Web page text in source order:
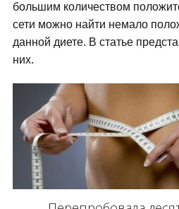
большим количеством
сети можно найти немало
данной диете. В статье
них.